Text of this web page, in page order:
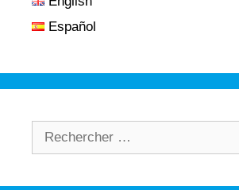
Español
Rechercher :